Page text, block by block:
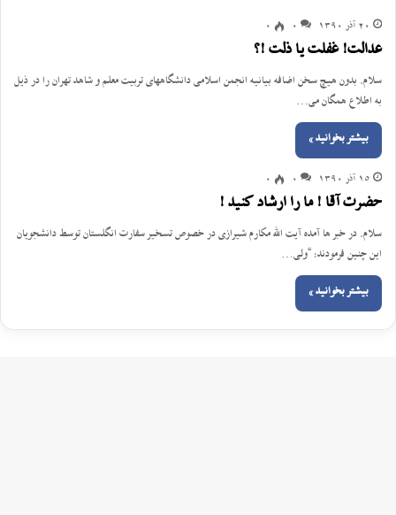
20 آذر 1390 0
0
عدالت! غفلت یا ذلت !؟
سلام. بدون هیچ سخن اضافه بیانیه انجمن اسلامی دانشگاههای تربیت معلم و شاهد تهران را در ذیل
به اطلاع همگان می…
بیشتر بخوانید »
15 آذر 1390 0
0
حضرت آقا ! ما را ارشاد کنید !
سلام. در خبر ها آمده آیت الله مکارم شیرازی در خصوص تسخیر سفارت انگلستان توسط دانشجویان
این چنین فرمودند: “ولى…
بیشتر بخوانید »